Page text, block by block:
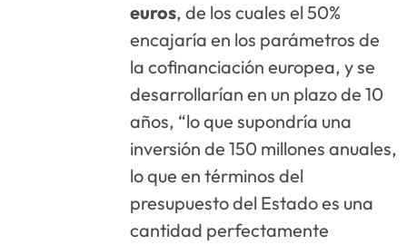
euros, de los cuales el 50%
encajaría en los parámetros de
la cofinanciación europea, y se
desarrollarían en un plazo de 10
años, “lo que supondría una
inversión de 150 millones anuales,
lo que en términos del
presupuesto del Estado es una
cantidad perfectamente